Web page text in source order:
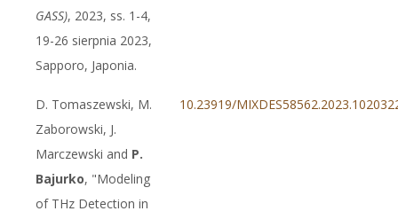
GASS), 2023, ss. 1-4,
19-26 sierpnia 2023,
Sapporo, Japonia.
D. Tomaszewski, M.
Zaborowski, J.
Marczewski and P.
Bajurko, "Modeling
of THz Detection in
10.23919/